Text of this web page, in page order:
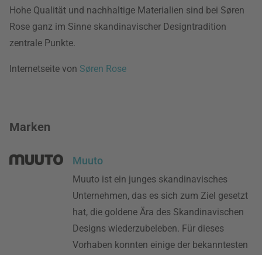
Hohe Qualität und nachhaltige Materialien sind bei Søren
Rose ganz im Sinne skandinavischer Designtradition
zentrale Punkte.
Internetseite von Søren Rose
Marken
Muuto
Muuto ist ein junges skandinavisches
Unternehmen, das es sich zum Ziel gesetzt
hat, die goldene Ära des Skandinavischen
Designs wiederzubeleben. Für dieses
Vorhaben konnten einige der bekanntesten